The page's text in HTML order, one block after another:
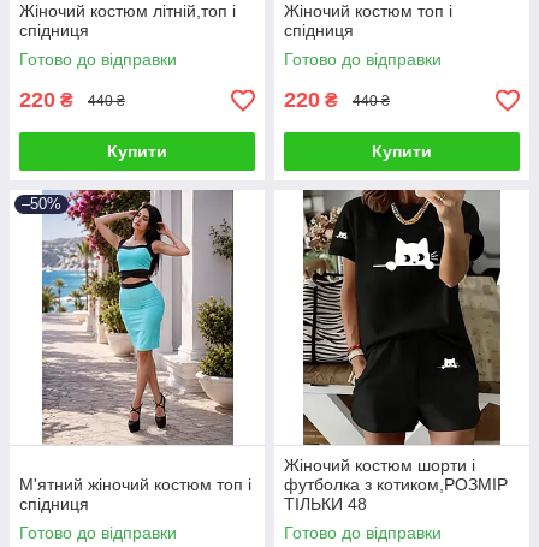
Жіночий костюм літній,топ і
спідниця
Готово до відправки
220 ₴ 440 ₴
Купити
Жіночий костюм топ і
спідниця
Готово до відправки
220 ₴ 440 ₴
Купити
–50%
М'ятний жіночий костюм топ і
спідниця
Готово до відправки
Жіночий костюм шорти і
футболка з котиком,РОЗМІР
ТІЛЬКИ 48
Готово до відправки